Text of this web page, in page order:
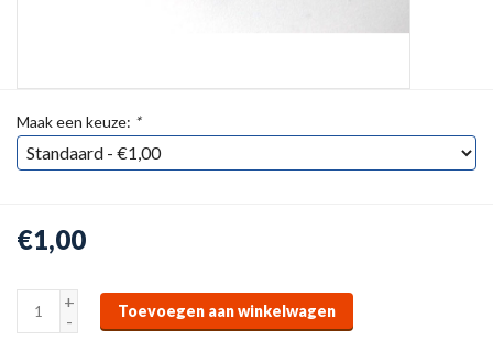
Maak een keuze: *
€1,00
+
-
Toevoegen aan winkelwagen